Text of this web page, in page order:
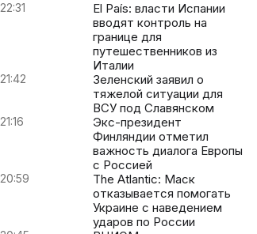
22:31
El País: власти Испании
вводят контроль на
границе для
путешественников из
Италии
21:42
Зеленский заявил о
тяжелой ситуации для
ВСУ под Славянском
21:16
Экс-президент
Финляндии отметил
важность диалога Европы
с Россией
20:59
The Atlantic: Маск
отказывается помогать
Украине с наведением
ударов по России